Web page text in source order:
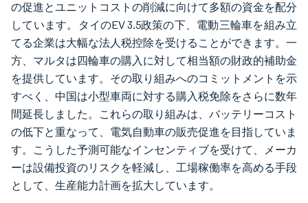
の促進とユニットコストの削減に向けて多額の資金を配分
しています。タイのEV 3.5政策の下、電動三輪車を組み立
てる企業は大幅な法人税控除を受けることができます。一
方、マルタは四輪車の購入に対して相当額の財政的補助金
を提供しています。その取り組みへのコミットメントを示
すべく、中国は小型車両に対する購入税免除をさらに数年
間延長しました。これらの取り組みは、バッテリーコスト
の低下と重なって、電気自動車の販売促進を目指していま
す。こうした予測可能なインセンティブを受けて、メーカ
ーは設備投資のリスクを軽減し、工場稼働率を高める手段
として、生産能力計画を拡大しています。